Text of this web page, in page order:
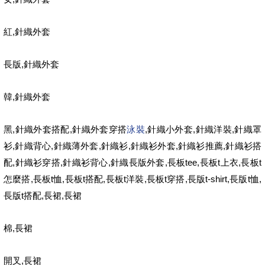
紅,針織外套
長版,針織外套
韓,針織外套
黑,針織外套搭配,針織外套穿搭泳裝,針織小外套,針織洋裝,針織罩
衫,針織背心,針織薄外套,針織衫,針織衫外套,針織衫推薦,針織衫搭
配,針織衫穿搭,針織衫背心,針織長版外套,長板tee,長板t 上衣,長板t
怎麼搭,長板t恤,長板t搭配,長板t洋裝,長板t穿搭,長版t-shirt,長版t恤,
長版t搭配,長裙,長裙
棉,長裙
開叉 ,長裙